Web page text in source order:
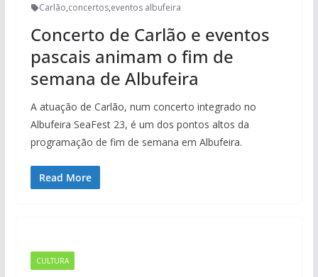
Carlão,concertos,eventos albufeira
Concerto de Carlão e eventos
pascais animam o fim de
semana de Albufeira
A atuação de Carlão, num concerto integrado no
Albufeira SeaFest 23, é um dos pontos altos da
programação de fim de semana em Albufeira.
Read More
CULTURA